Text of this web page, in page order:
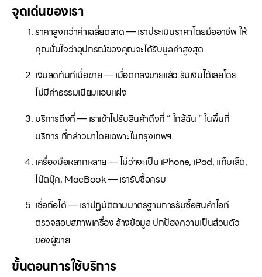
จุดเด่นของเรา
ราคาสูงกว่าค่าเฉลี่ยตลาด — เราประเมินราคาโดยมืออาชีพ ให้
คุณมั่นใจว่าอุปกรณ์ของคุณจะได้รับมูลค่าสูงสุด
เงินสดทันทีเมื่อขาย — เมื่อตกลงขายแล้ว รับเงินได้เลยโดย
ไม่มีค่าธรรมเนียมแอบแฝง
บริการถึงที่ — เราเข้าไปรับสินค้าถึงที่ “ ใกล้ฉัน ” ในพื้นที่
บริการ ที่กล่าวมาโดยเฉพาะในกรุงเทพฯ
เครื่องมือหลากหลาย — ไม่ว่าจะเป็น iPhone, iPad, แท็บเล็ต,
โน๊ตบุ๊ค, MacBook — เรารับซื้อครบ
เชื่อถือได้ — เราปฏิบัติตามมาตรฐานการรับซื้อสินค้าไอที
ตรวจสอบสภาพเครื่อง ล้างข้อมูล ปกป้องความเป็นส่วนตัว
ของผู้ขาย
ขั้นตอนการใช้บริการ